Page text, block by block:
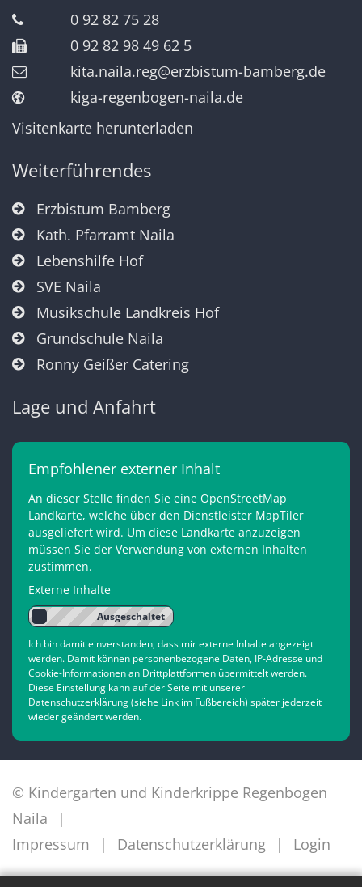
0 92 82 75 28
0 92 82 98 49 62 5
kita.naila.reg@erzbistum-bamberg.de
kiga-regenbogen-naila.de
Visitenkarte herunterladen
Weiterführendes
Erzbistum Bamberg
Kath. Pfarramt Naila
Lebenshilfe Hof
SVE Naila
Musikschule Landkreis Hof
Grundschule Naila
Ronny Geißer Catering
Lage und Anfahrt
Empfohlener externer Inhalt
An dieser Stelle finden Sie eine OpenStreetMap
Landkarte, welche über den Dienstleister MapTiler
ausgeliefert wird. Um diese Landkarte anzuzeigen
müssen Sie der Verwendung von externen Inhalten
zustimmen.
Externe Inhalte
Ich bin damit einverstanden, dass mir externe Inhalte angezeigt
werden. Damit können personenbezogene Daten, IP-Adresse und
Cookie-Informationen an Drittplattformen übermittelt werden.
Diese Einstellung kann auf der Seite mit unserer
Datenschutzerklärung (siehe Link im Fußbereich) später jederzeit
wieder geändert werden.
© Kindergarten und Kinderkrippe Regenbogen
Naila
Impressum
Datenschutzerklärung Login